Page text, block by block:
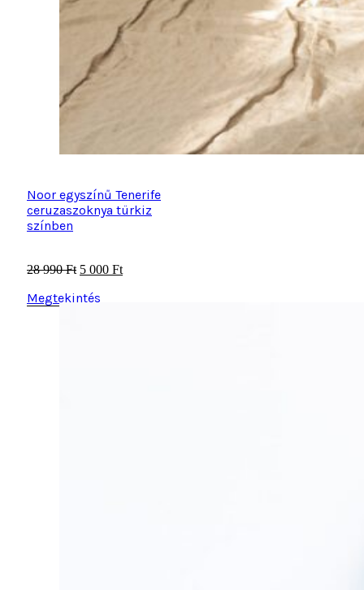
Noor egyszínű Tenerife
ceruzaszoknya türkiz
színben
28 990Ft Original
was:
5 000 FtCurrent
Megtekintés